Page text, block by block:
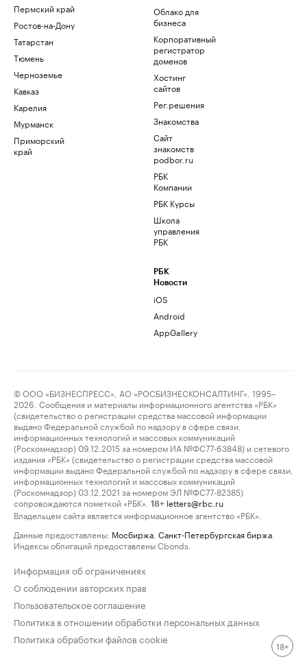
Пермский край
Ростов-на-Дону
Татарстан
Тюмень
Черноземье
Кавказ
Карелия
Мурманск
Приморский
край
Облако для
бизнеса
Корпоративный
регистратор
доменов
Хостинг
сайтов
Рег.решения
Знакомства
Сайт
знакомств
podbor.ru
РБК
Компании
РБК Курсы
Школа
управления
РБК
РБК
Новости
iOS
Android
AppGallery
© ООО «БИЗНЕСПРЕСС», АО «РОСБИЗНЕСКОНСАЛТИНГ», 1995–
2026. Сообщения и материалы информационного агентства «РБК»
(свидетельство о регистрации средства массовой информации
выдано Федеральной службой по надзору в сфере связи,
информационных технологий и массовых коммуникаций
(Роскомнадзор) 09.12.2015 за номером ИА №ФС77-63848) и сетевого
издания «РБК» (свидетельство о регистрации средства массовой
информации выдано Федеральной службой по надзору в сфере связи,
информационных технологий и массовых коммуникаций
(Роскомнадзор) 03.12.2021 за номером ЭЛ №ФС77-82385)
сопровождаются пометкой «РБК».
18+ letters@rbc.ru
Владельцем сайта является информационное агентство «РБК».
Данные предоставлены: Мосбиржа Санкт-Петербургская биржа
Индексы облигаций предоставлены Cbonds.
Информация об ограничениях
О соблюдении авторских прав
Пользовательское соглашение
Политика в отношении обработки персональных данных
Политика обработки файлов cookie
18+